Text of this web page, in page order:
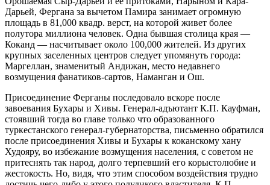
Дарьей, Фергана за вычетом Памира занимает огромную
площадь в 81,000 квадр. верст, на которой живет более
полутора миллиона человек. Одна бывшая столица края —
Коканд — насчитывает около 100,000 жителей. Из других
крупных заселенных центров следует упомянуть города:
Маргеллан, знаменитый Андижан, место недавнего
возмущения фанатиков-сартов, Наманган и Ош.
Присоединение Ферганы последовало вскоре после
завоевания Бухары и Хивы. Генерал-адъютант К.П. Кауфман,
стоявший тогда во главе только что образованного
туркестанского генерал-губернаторства, письменно обратился
после присоединения Хивы и Бухары к коканскому хану
Худояру, во избежание возмущения населения, с советом не
притеснять так народ, долго терпевший его корыстолюбие и
жестокость. Но, видя, что этим способом воздействия трудно